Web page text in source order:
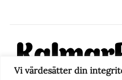
Vi värdesätter din
KalmarPosten är en modern